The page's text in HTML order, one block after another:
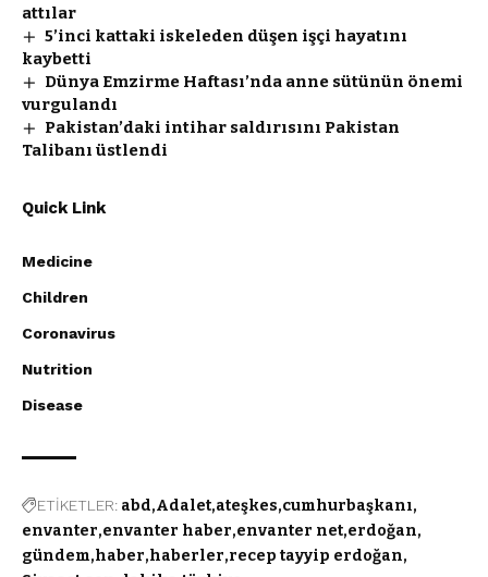
attılar
5’inci kattaki iskeleden düşen işçi hayatını
kaybetti
Dünya Emzirme Haftası’nda anne sütünün önemi
vurgulandı
Pakistan’daki intihar saldırısını Pakistan
Talibanı üstlendi
Quick Link
Medicine
Children
Coronavirus
Nutrition
Disease
ETİKETLER: abd Adalet ateşkes cumhurbaşkanı
envanter envanter haber envanter net erdoğan
gündem haber haberler recep tayyip erdoğan